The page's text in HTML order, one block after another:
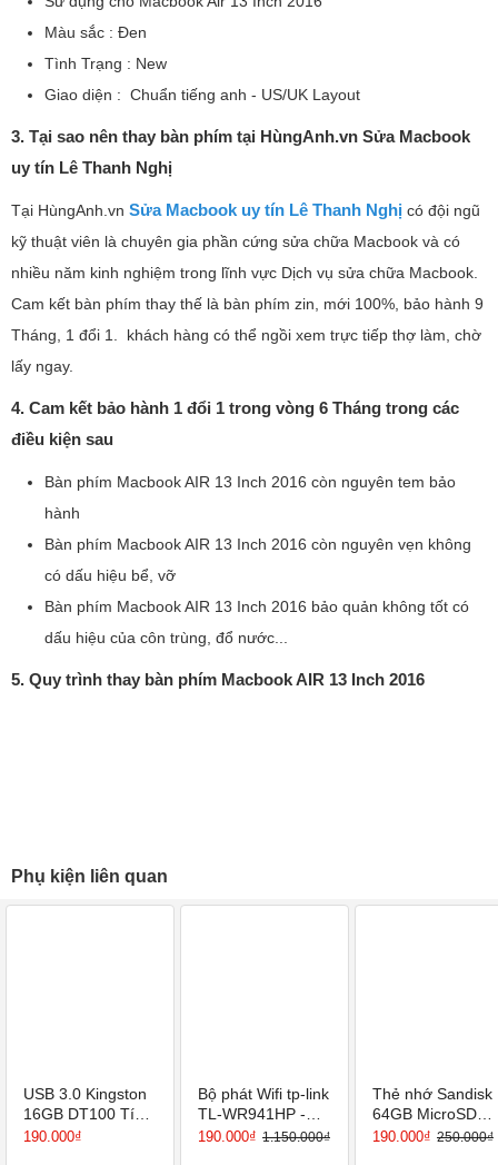
Màu sắc : Đen
Tình Trạng : New
Giao diện : Chuẩn tiếng anh - US/UK Layout
3. Tại sao nên thay bàn phím tại HùngAnh.vn Sửa Macbook
uy tín Lê Thanh Nghị
Tại HùngAnh.vn Sửa Macbook uy tín Lê Thanh Nghị có đội ngũ
kỹ thuật viên là chuyên gia phần cứng sửa chữa Macbook và có
nhiều năm kinh nghiệm trong lĩnh vực Dịch vụ sửa chữa Macbook.
Cam kết bàn phím thay thế là bàn phím zin, mới 100%, bảo hành 9
Tháng, 1 đổi 1. khách hàng có thể ngồi xem trực tiếp thợ làm, chờ
lấy ngay.
4. Cam kết bảo hành 1 đổi 1 trong vòng 6 Tháng trong các
điều kiện sau
Bàn phím Macbook AIR 13 Inch 2016 còn nguyên tem bảo
hành
Bàn phím Macbook AIR 13 Inch 2016 còn nguyên vẹn không
có dấu hiệu bể, vỡ
Bàn phím Macbook AIR 13 Inch 2016 bảo quản không tốt có
dấu hiệu của côn trùng, đổ nước...
5. Quy trình thay bàn phím Macbook AIR 13 Inch 2016
Phụ kiện liên quan
USB 3.0 Kingston
16GB DT100 Tích
hợp Mini Windows
190.000₫
Bộ phát Wifi tp-link
TL-WR941HP -
Router Wi-Fi
190.000₫ 1.150.000₫
Thẻ nhớ Sandisk
64GB MicroSD
Ultra - Hàng
190.000₫ 250.000₫